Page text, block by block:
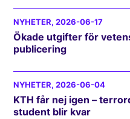
NYHETER, 2026-06-17
Ökade utgifter för
publicering
NYHETER, 2026-06-04
KTH får nej igen –
student blir kvar